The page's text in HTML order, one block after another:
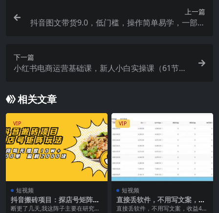
上一篇
抖音图文带货9.0，低门槛，操作简单易学，一部手
下一篇
小红书电商运营基础课，新人小白实操课（61节
相关文章
VIP
短视频
抖音搬砖项目：探店号矩阵玩
法，如何每天播放10W 出100
断更了几天,我这阵子主要在研究和
VIP
短视频
直接丢软件，不用写文案，收
益4位数头条中视频的冷门领
直接丢软件，不用写文案，收益4位